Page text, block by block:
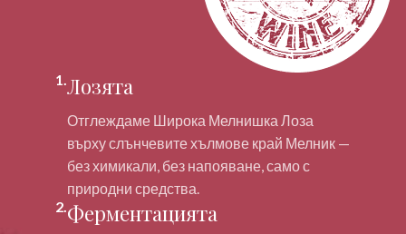
1.Лозята
Отглеждаме Широка Мелнишка Лоза
върху слънчевите хълмове край Мелник —
без химикали, без напояване, само с
природни средства.
2.Ферментацията